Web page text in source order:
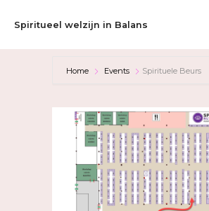
naarSpiritueel welzijn in Balans
Home Events Spirituele Beurs